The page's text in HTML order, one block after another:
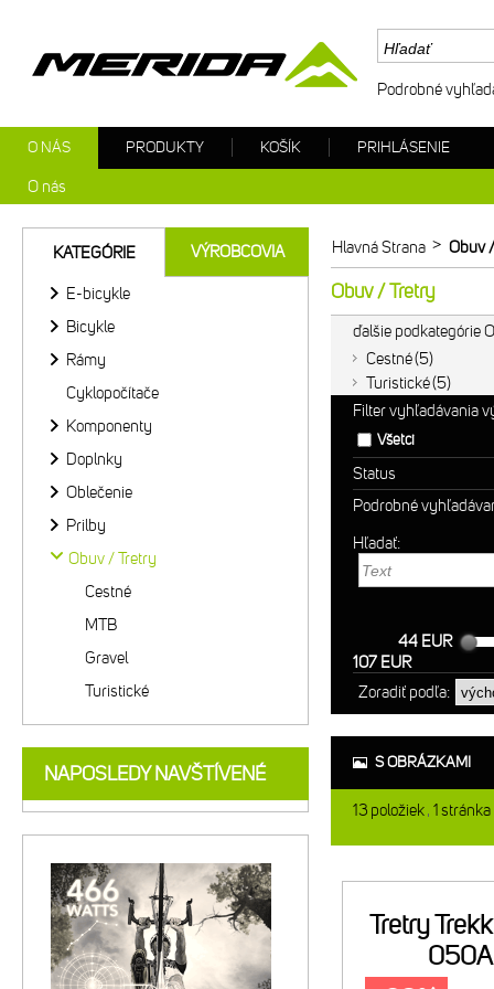
Hlavná Strana > Obuv
Obuv / Tretry
ďalšie podkategórie
Cestné 5
Turistické 5
Filter vyhľadávania
Všetci
Status
Podrobné
Hľadať:
44 EUR
107 EUR
Zoradiť podľa:
S OBRÁZKAMI
13 položiek 1stránka
Tretry
KATEGÓRIE VÝROBCOVIA
E-bicykle
Bicykle
Rámy
Cyklopočítače
Komponenty
Doplnky
Oblečenie
Prilby
Obuv / Tretry
Cestné
MTB
Gravel
Turistické
NAPOSLEDY NAVŠTÍVENÉ
Podrobné
O NÁS
O nás
PRODUKTY KOŠÍK PRIHLÁSENIE